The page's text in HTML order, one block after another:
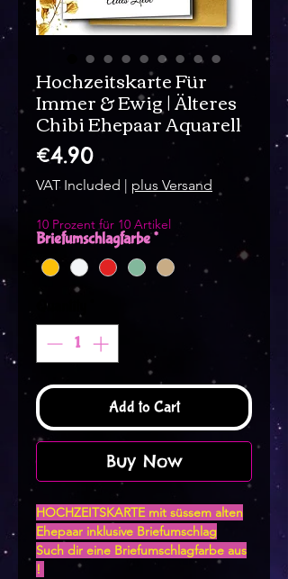
Hochzeitskarte Für
Immer & Ewig | Älteres
Chibi Ehepaar Aquarell
€4.90Price
VAT Included | plus Versand
10 Prozent für 10 Artikel
Briefumschlagfarbe*
Quantity
Add to Cart
Buy Now
HOCHZEITSKARTE mit süssem alten
Ehepaar inklusive Briefumschlag
Such dir eine Briefumschlagfarbe aus
!